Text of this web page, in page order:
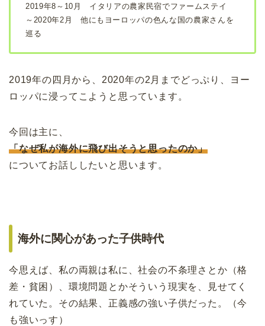
2019年8～10月 イタリアの農家民宿でファームステイ
～2020年2月 他にもヨーロッパの色んな国の農家さんを
巡る
2019年の四月から、2020年の2月までどっぷり、ヨー
ロッパに浸ってこようと思っています。
今回は主に、
「なぜ私が海外に飛び出そうと思ったのか」
についてお話ししたいと思います。
海外に関心があった子供時代
今思えば、私の両親は私に、社会の不条理さとか（格
差・貧困）、環境問題とかそういう現実を、見せてく
れていた。その結果、正義感の強い子供だった。（今
も強いっす）